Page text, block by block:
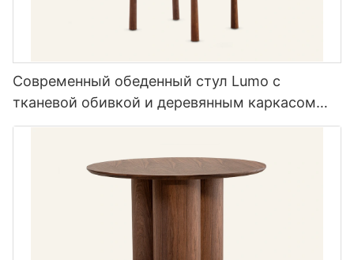
Современный обеденный стул Lumo с
тканевой обивкой и деревянным каркасом
MY198